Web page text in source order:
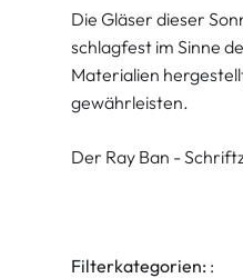
Die Gläser dieser
schlagfest im Sinne
Materialien
gewährleisten.
Der Ray Ban -
Filterkategorien: :